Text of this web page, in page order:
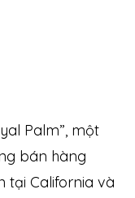
Palm”, một
bán hàng
tại California và